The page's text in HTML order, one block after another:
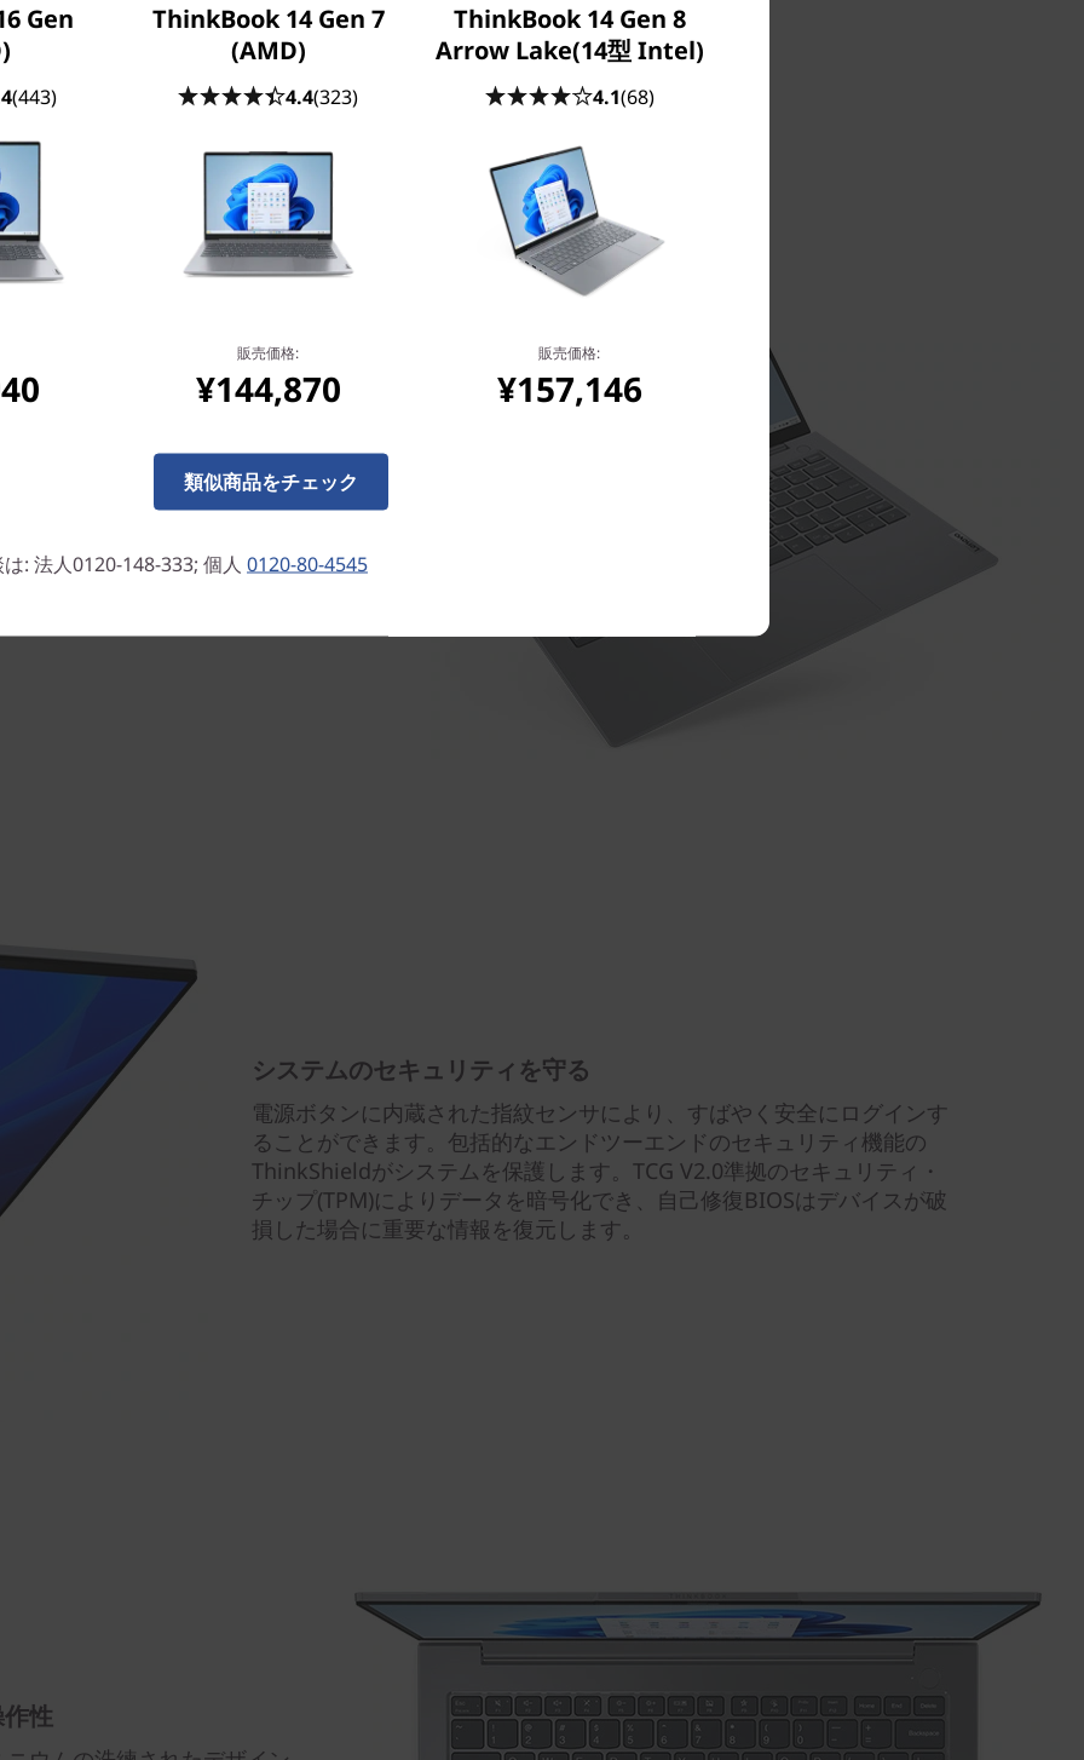
7000シリーズ・プ
ィックスを搭載して、重い
業も軽々とこなします。大
画像や大容量のファイルを
ます。さらに、最大14.0型
いた設計のキーボードによ
。
システムのセキュリティを守る
電源ボタンに内蔵された指紋センサにより、すばやく安全にログインす
ることができます。包括的なエンドツーエンドのセキュリティ機能の
ThinkShieldがシステムを保護します。TCG V2.0準拠のセキュリティ・
チップ(TPM)によりデータを暗号化でき、自己修復BIOSはデバイスが破
損した場合に重要な情報を復元します。
性
Gen
(443)
ThinkBook 14 Gen 7
(AMD)
4.4(323)
販売価格:
¥144,870
ThinkBook 14 Gen 8
Arrow Lake(14型 Intel)
4.1(68)
販売価格:
¥157,146
類似商品をチェック
: 法人0120-148-333; 個人 0120-80-4545